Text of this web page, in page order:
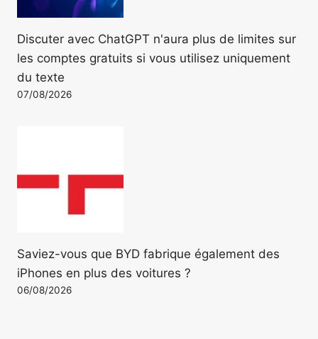
Discuter avec ChatGPT n'aura plus de limites sur
les comptes gratuits si vous utilisez uniquement
du texte
07/08/2026
Saviez-vous que BYD fabrique également des
iPhones en plus des voitures ?
06/08/2026